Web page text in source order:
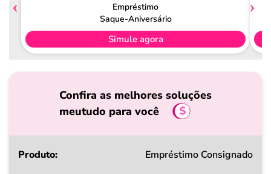
Empréstimo
Saque-Aniversário
Simule agora
Confira as melhores soluções
meutudo para você
Produto
Empréstimo Consignado